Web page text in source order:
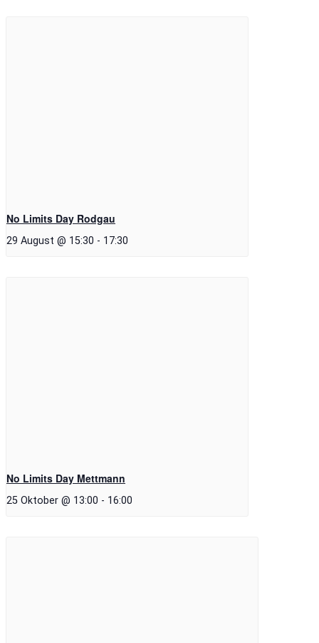
No Limits Day Rodgau
29 August @ 15:30 - 17:30
No Limits Day Mettmann
25 Oktober @ 13:00 - 16:00